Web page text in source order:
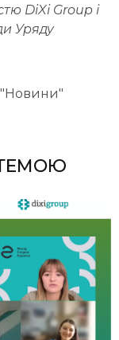
DiXi Group і
Уряду
"Новини"